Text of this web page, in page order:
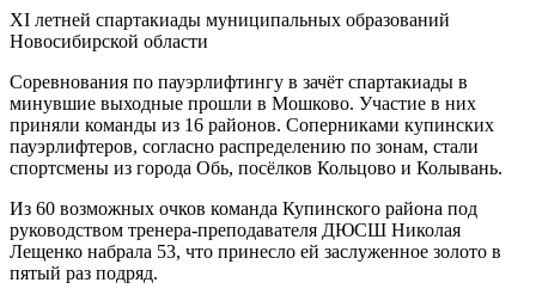
XI летней спартакиады муниципальных образований
Новосибирской области
Соревнования по пауэрлифтингу в зачёт спартакиады в
минувшие выходные прошли в Мошково. Участие в них
приняли команды из 16 районов. Соперниками купинских
пауэрлифтеров, согласно распределению по зонам, стали
спортсмены из города Обь, посёлков Кольцово и Колывань.
Из 60 возможных очков команда Купинского района под
руководством тренера-преподавателя ДЮСШ Николая
Лещенко набрала 53, что принесло ей заслуженное золото в
пятый раз подряд.